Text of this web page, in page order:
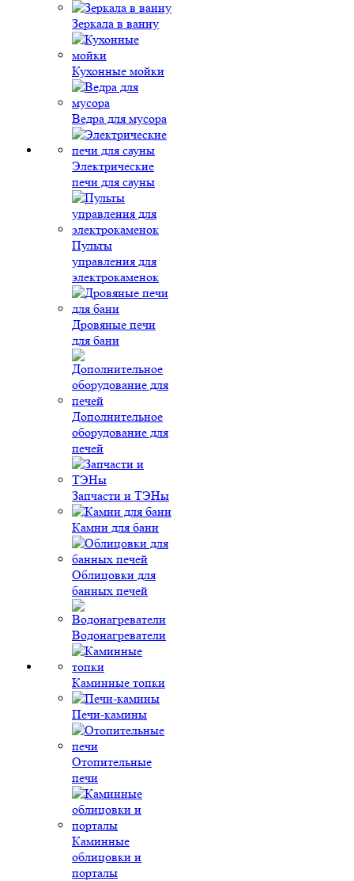
Зеркала в ванну
Кухонные мойки
Ведра для мусора
Электрические
печи для сауны
Пульты
управления для
электрокаменок
Дровяные печи
для бани
Дополнительное
оборудование для
печей
Запчасти и ТЭНы
Камни для бани
Облицовки для
банных печей
Водонагреватели
Каминные топки
Печи-камины
Отопительные
печи
Каминные
облицовки и
порталы